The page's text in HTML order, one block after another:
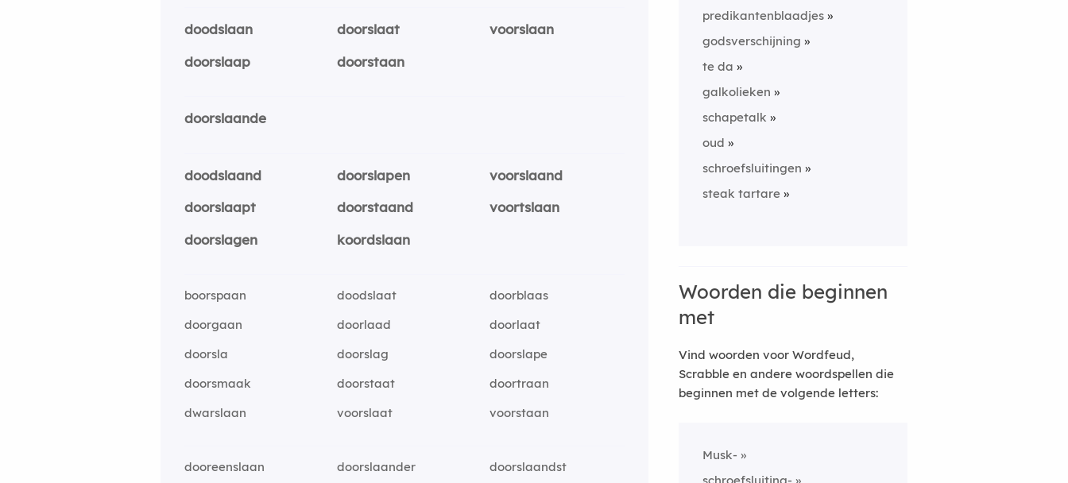
doodslaan doorslaat
voorslaan
doorslaap
doorstaan
doorslaande
doodslaand doorslapen
voorslaand
doorslaapt
doorstaand
voortslaan
doorslagen
koordslaan
boorspaan doodslaat
doorblaas
doorgaan
doorlaad
doorlaat
doorsla
doorslag
doorslape
doorsmaak
doorstaat
doortraan
dwarslaan
voorslaat voorstaan
dooreenslaan doorslaander doorslaandst
predikantenblaadjes
godsverschijning
te da
galkolieken
schapetalk
oud
schroefsluitingen
steak tartare
Woorden die beginnen
met
Vind woorden voor Wordfeud,
Scrabble en andere woordspellen die
beginnen met de volgende letters:
Musk-